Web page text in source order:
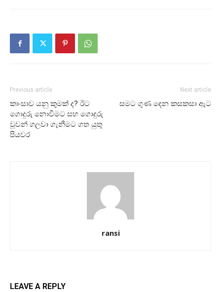
Previous article
කාංසාව යනු කුමක් ද? ඊට
ගොදුරු නොවීමට සහ ගොදුරු
වූවන් ගලවා ගැනීමට ගත යුතු
පියවර
Next article
සමට ගුණ දෙන කසකසා ඇට
ransi
LEAVE A REPLY